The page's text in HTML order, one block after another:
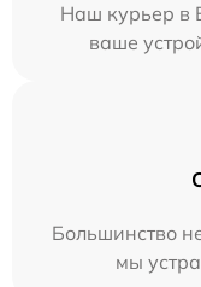
Наш курьер в
ваше
Большинство
мы